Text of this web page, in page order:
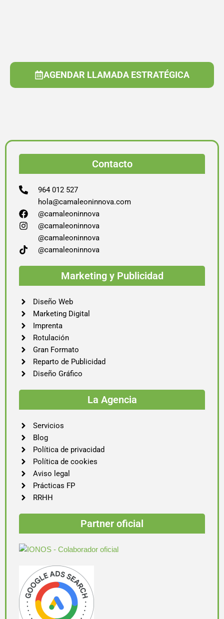
AGENDAR LLAMADA ESTRATÉGICA
Contacto
964 012 527
hola@camaleoninnova.com
@camaleoninnova
@camaleoninnova
@camaleoninnova
@camaleoninnova
Marketing y Publicidad
Diseño Web
Marketing Digital
Imprenta
Rotulación
Gran Formato
Reparto de Publicidad
Diseño Gráfico
La Agencia
Servicios
Blog
Política de privacidad
Política de cookies
Aviso legal
Prácticas FP
RRHH
Partner oficial